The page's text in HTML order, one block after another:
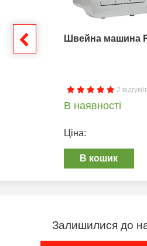
Швейна машина
2
В наявності
Ціна:
В кошик
Залишилися до